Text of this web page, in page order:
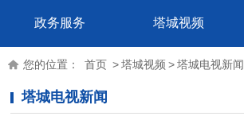
政务服务 塔城视频
您的位置： 首页 >塔城视频 >塔城电视新闻
塔城电视新闻